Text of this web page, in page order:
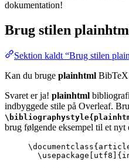
dokumentation!
Brug stilen
Sektion kaldt “Brug stilen
Kan du bruge plainhtml BibTeX
Svaret er ja! plainhtml
indbyggede stile på Overleaf.
brug følgende eksempel til et nyt
\documentclass{
\usepackage
utf8 ]{